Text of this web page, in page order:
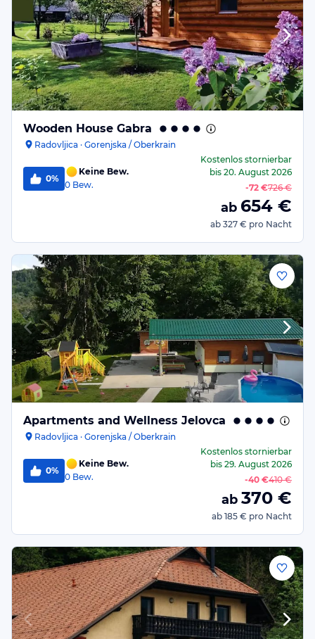
Wooden House Gabra
Radovljica · Gorenjska / Oberkrain
0%
Keine Bew.
0 Bew.
Kostenlos stornierbar
bis 20. August 2026
-72 €726 €
ab 654 €
ab 327 € pro Nacht
Apartments and Wellness Jelovca
Radovljica · Gorenjska / Oberkrain
0%
Keine Bew.
0 Bew.
Kostenlos stornierbar
bis 29. August 2026
-40 €410 €
ab 370 €
ab 185 € pro Nacht